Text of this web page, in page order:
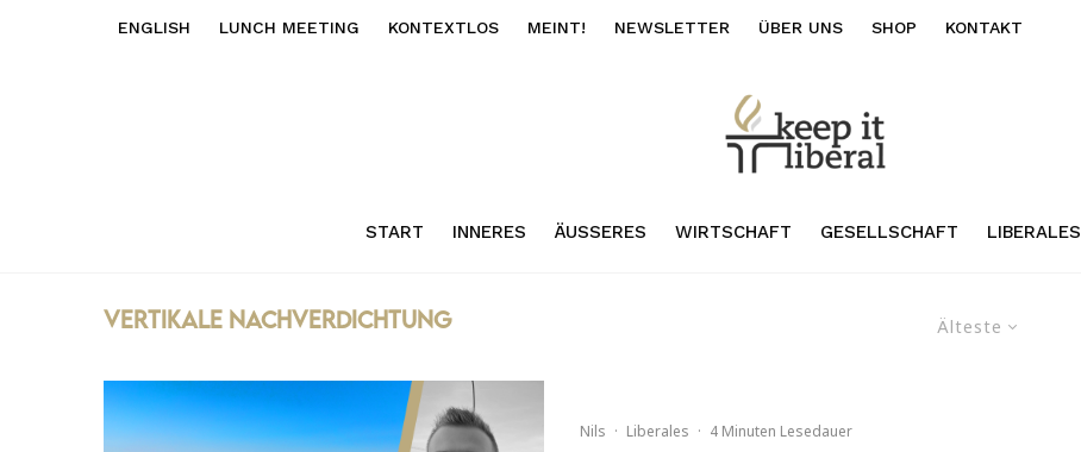
ENGLISH LUNCH MEETING KONTEXTLOS MEINT! NEWSLETTER ÜBER UNS SHOP KONTAKT
START INNERES ÄUSSERES WIRTSCHAFT GESELLSCHAFT LIBERALES
Älteste
vertikale nachverdichtung
Nils · Liberales · 4 Minuten Lesedauer